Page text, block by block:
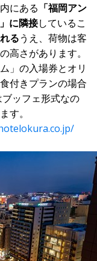
にある 「福岡アン
に隣接しているこ
るうえ、荷物は客
高さがあります。
」の入場券とオリ
付きプランの場合
ブッフェ形式なの
す。